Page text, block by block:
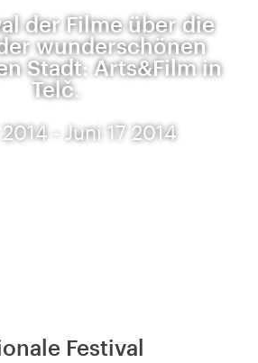
der Filme über die
wunderschönen
Stadt: Arts&Film in
Telč.
- Juni 17 2014
Festival